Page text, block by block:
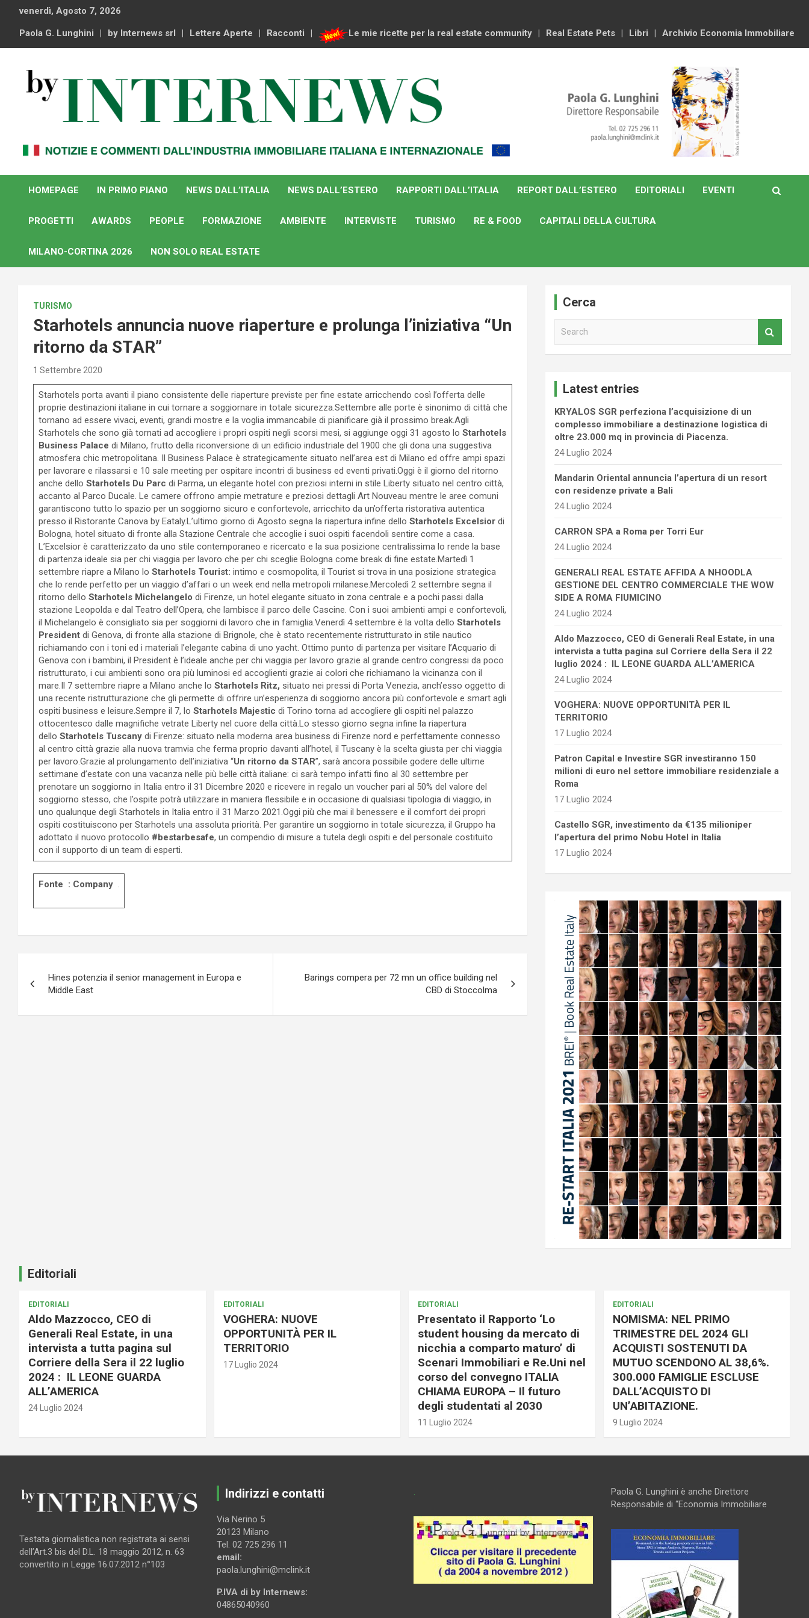
content
venerdì, Agosto 7, 2026
Paola G. Lunghini by Internews srl Lettere Aperte Racconti Le mie ricette per la real estate community Real Estate Pets Libri Archivio Economia Immobiliare
By Internews
internazionale
HOMEPAGE
IN PRIMO PIANO NEWS DALL’ITALIA NEWS DALL’ESTERO RAPPORTI DALL’ITALIA REPORT DALL’ESTERO EDITORIALI EVENTI
PROGETTI AWARDS PEOPLE FORMAZIONE AMBIENTE INTERVISTE TURISMO RE & FOOD CAPITALI DELLA CULTURA
MILANO-CORTINA 2026 NON SOLO REAL ESTATE
TURISMO
Starhotels annuncia nuove riaperture e prolunga l’iniziativa “Un
ritorno da STAR”
1 Settembre 2020
Starhotels porta avanti il piano consistente delle riaperture previste per fine estate arricchendo così l’offerta delle
proprie destinazioni italiane in cui tornare a soggiornare in totale sicurezza.Settembre alle porte è sinonimo di città che
tornano ad essere vivaci, eventi, grandi mostre e la voglia immancabile di pianificare già il prossimo break.Agli
Starhotels che sono già tornati ad accogliere i propri ospiti negli scorsi mesi, si aggiunge oggi 31 agosto lo Starhotels
Business Palace di Milano, frutto della riconversione di un edificio industriale del 1900 che gli dona una suggestiva
atmosfera chic metropolitana. Il Business Palace è strategicamente situato nell’area est di Milano ed offre ampi spazi
per lavorare e rilassarsi e 10 sale meeting per ospitare incontri di business ed eventi privati.Oggi è il giorno del ritorno
anche dello Starhotels Du Parc di Parma, un elegante hotel con preziosi interni in stile Liberty situato nel centro città,
accanto al Parco Ducale. Le camere offrono ampie metrature e preziosi dettagli Art Nouveau mentre le aree comuni
garantiscono tutto lo spazio per un soggiorno sicuro e confortevole, arricchito da un’offerta ristorativa autentica
presso il Ristorante Canova by Eataly.L’ultimo giorno di Agosto segna la riapertura infine dello Starhotels Excelsior di
Bologna, hotel situato di fronte alla Stazione Centrale che accoglie i suoi ospiti facendoli sentire come a casa.
L’Excelsior è caratterizzato da uno stile contemporaneo e ricercato e la sua posizione centralissima lo rende la base
di partenza ideale sia per chi viaggia per lavoro che per chi sceglie Bologna come break di fine estate.Martedì 1
settembre riapre a Milano lo Starhotels Tourist: intimo e cosmopolita, il Tourist si trova in una posizione strategica
che lo rende perfetto per un viaggio d’affari o un week end nella metropoli milanese.Mercoledì 2 settembre segna il
ritorno dello Starhotels Michelangelo di Firenze, un hotel elegante situato in zona centrale e a pochi passi dalla
stazione Leopolda e dal Teatro dell’Opera, che lambisce il parco delle Cascine. Con i suoi ambienti ampi e confortevoli,
il Michelangelo è consigliato sia per soggiorni di lavoro che in famiglia.Venerdì 4 settembre è la volta dello Starhotels
President di Genova, di fronte alla stazione di Brignole, che è stato recentemente ristrutturato in stile nautico
richiamando con i toni ed i materiali l’elegante cabina di uno yacht. Ottimo punto di partenza per visitare l’Acquario di
Genova con i bambini, il President è l’ideale anche per chi viaggia per lavoro grazie al grande centro congressi da poco
ristrutturato, i cui ambienti sono ora più luminosi ed accoglienti grazie ai colori che richiamano la vicinanza con il
mare.Il 7 settembre riapre a Milano anche lo Starhotels Ritz, situato nei pressi di Porta Venezia, anch’esso oggetto di
una recente ristrutturazione che gli permette di offrire un’esperienza di soggiorno ancora più confortevole e smart agli
ospiti business e leisure.Sempre il 7, lo Starhotels Majestic di Torino torna ad accogliere gli ospiti nel palazzo
ottocentesco dalle magnifiche vetrate Liberty nel cuore della città.Lo stesso giorno segna infine la riapertura
dello Starhotels Tuscany di Firenze: situato nella moderna area business di Firenze nord e perfettamente connesso
al centro città grazie alla nuova tramvia che ferma proprio davanti all’hotel, il Tuscany è la scelta giusta per chi viaggia
per lavoro.Grazie al prolungamento dell’iniziativa “Un ritorno da STAR”, sarà ancora possibile godere delle ultime
settimane d’estate con una vacanza nelle più belle città italiane: ci sarà tempo infatti fino al 30 settembre per
prenotare un soggiorno in Italia entro il 31 Dicembre 2020 e ricevere in regalo un voucher pari al 50% del valore del
soggiorno stesso, che l’ospite potrà utilizzare in maniera flessibile e in occasione di qualsiasi tipologia di viaggio, in
uno qualunque degli Starhotels in Italia entro il 31 Marzo 2021.Oggi più che mai il benessere e il comfort dei propri
ospiti costituiscono per Starhotels una assoluta priorità. Per garantire un soggiorno in totale sicurezza, il Gruppo ha
adottato il nuovo protocollo #bestarbesafe, un compendio di misure a tutela degli ospiti e del personale costituito
con il supporto di un team di esperti.
Fonte : Company
articoli
Hines potenzia il senior management in Europa e
Middle East
Barings compera per 72 mn un office building nel
CBD di Stoccolma
Cerca
Latest entries
KRYALOS SGR perfeziona l’acquisizione di un
complesso immobiliare a destinazione logistica di
oltre 23.000 mq in provincia di Piacenza.
24 Luglio 2024
Mandarin Oriental annuncia l’apertura di un resort
con residenze private a Bali
24 Luglio 2024
CARRON SPA a Roma per Torri Eur
24 Luglio 2024
GENERALI REAL ESTATE AFFIDA A NHOODLA
GESTIONE DEL CENTRO COMMERCIALE THE WOW
SIDE A ROMA FIUMICINO
24 Luglio 2024
Aldo Mazzocco, CEO di Generali Real Estate, in una
intervista a tutta pagina sul Corriere della Sera il 22
luglio 2024 : IL LEONE GUARDA ALL’AMERICA
24 Luglio 2024
VOGHERA: NUOVE OPPORTUNITÀ PER IL
TERRITORIO
17 Luglio 2024
Patron Capital e Investire SGR investiranno 150
milioni di euro nel settore immobiliare residenziale a
Roma
17 Luglio 2024
Castello SGR, investimento da €135 milioniper
l’apertura del primo Nobu Hotel in Italia
17 Luglio 2024
Editoriali
EDITORIALI
Aldo Mazzocco, CEO di
Generali Real Estate, in una
intervista a tutta pagina sul
Corriere della Sera il 22 luglio
2024 : IL LEONE GUARDA
ALL’AMERICA
24 Luglio 2024
EDITORIALI
VOGHERA: NUOVE
OPPORTUNITÀ PER IL
TERRITORIO
17 Luglio 2024
EDITORIALI
Presentato il Rapporto ‘Lo
student housing da mercato di
nicchia a comparto maturo’ di
Scenari Immobiliari e Re.Uni nel
corso del convegno ITALIA
CHIAMA EUROPA – Il futuro
degli studentati al 2030
11 Luglio 2024
EDITORIALI
NOMISMA: NEL PRIMO
TRIMESTRE DEL 2024 GLI
ACQUISTI SOSTENUTI DA
MUTUO SCENDONO AL 38,6%.
300.000 FAMIGLIE ESCLUSE
DALL’ACQUISTO DI
UN’ABITAZIONE.
9 Luglio 2024
Testata giornalistica non registrata ai sensi
dell’Art.3 bis del D.L. 18 maggio 2012, n. 63
convertito in Legge 16.07.2012 n°103
Indirizzi e contatti
Via Nerino 5
20123 Milano
Tel. 02 725 296 11
email:
paola.lunghini@mclink.it
P.IVA di by Internews:
04865040960
.
Paola G. Lunghini è anche Direttore
Responsabile di “Economia Immobiliare